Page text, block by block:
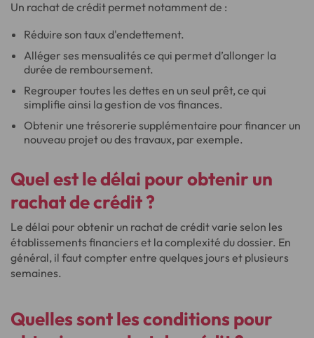
Un rachat de crédit permet notamment de :
Réduire son taux d'endettement.
Alléger ses mensualités ce qui permet d’allonger la
durée de remboursement.
Regrouper toutes les dettes en un seul prêt, ce qui
simplifie ainsi la gestion de vos finances.
Obtenir une trésorerie supplémentaire pour financer un
nouveau projet ou des travaux, par exemple.
Quel est le délai pour obtenir un
rachat de crédit ?
Le délai pour obtenir un rachat de crédit varie selon les
établissements financiers et la complexité du dossier. En
général, il faut compter entre quelques jours et plusieurs
semaines.
Quelles sont les conditions pour